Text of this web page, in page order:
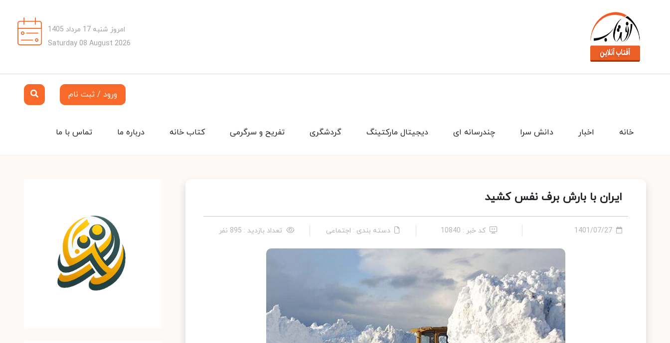
امروز شنبه 17 مرداد 1405
Saturday 08 August 2026
ورود / ثبت نام
تماس با ما درباره ما کتاب خانه تفریح و سرگرمی گردشگری دیجیتال مارکتینگ چندرسانه ای دانش سرا اخبار خانه
ایران با بارش برف نفس کشید
1401/07/27 کد خبر : 10840 دسته بندی : اجتماعی تعداد بازدید : 895 نفر